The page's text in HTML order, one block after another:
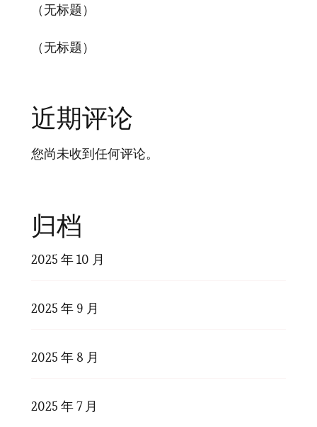
（无标题）
（无标题）
近期评论
您尚未收到任何评论。
归档
2025 年 10 月
2025 年 9 月
2025 年 8 月
2025 年 7 月